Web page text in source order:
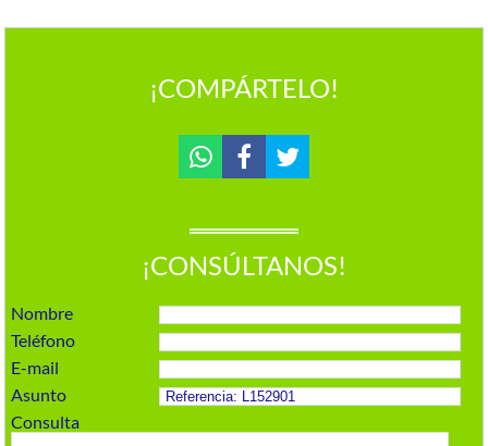
¡COMPÁRTELO!
¡CONSÚLTANOS!
Nombre
Teléfono
E-mail
Asunto
Consulta